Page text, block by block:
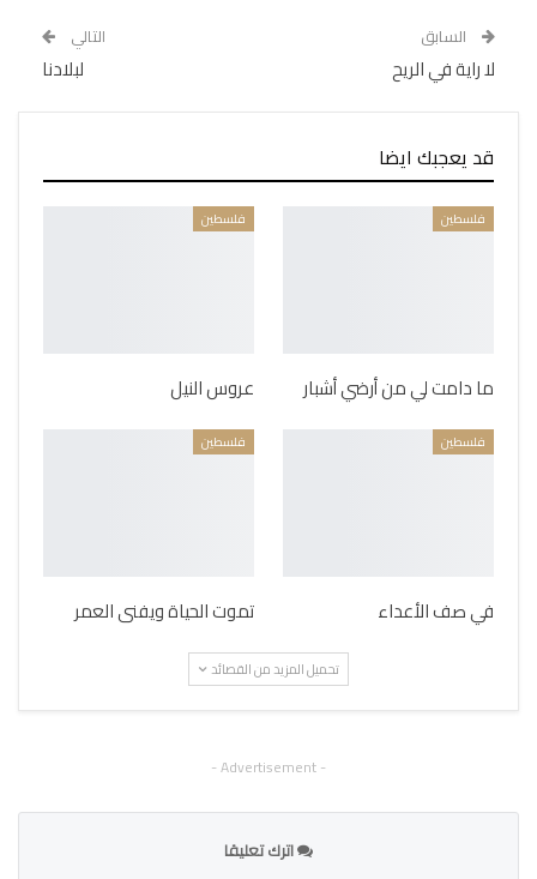
السابق
لا راية في الريح
التالي
لبلادنا
قد يعجبك ايضا
فلسطين
ما دامت لي من أرضي أشبار
فلسطين
عروس النيل
فلسطين
في صف الأعداء
فلسطين
تموت الحياة ويفنى العمر
تحميل المزيد من القصائد
- Advertisement -
اترك تعليقا